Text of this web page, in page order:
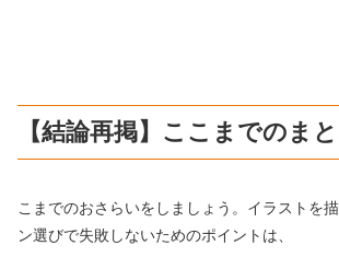
【結論再掲】ここまでのま
こまでのおさらいをしましょう。イラストを
ン選びで失敗しないためのポイントは、